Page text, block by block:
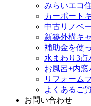
みらいエコ
カーポート
中古リノベ
新築外構キ
補助金を使
水まわり3点
お風呂+内
リフォーム
よくあるご
お問い合わせ